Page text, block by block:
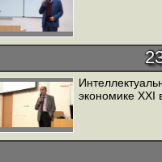
экономике XXI